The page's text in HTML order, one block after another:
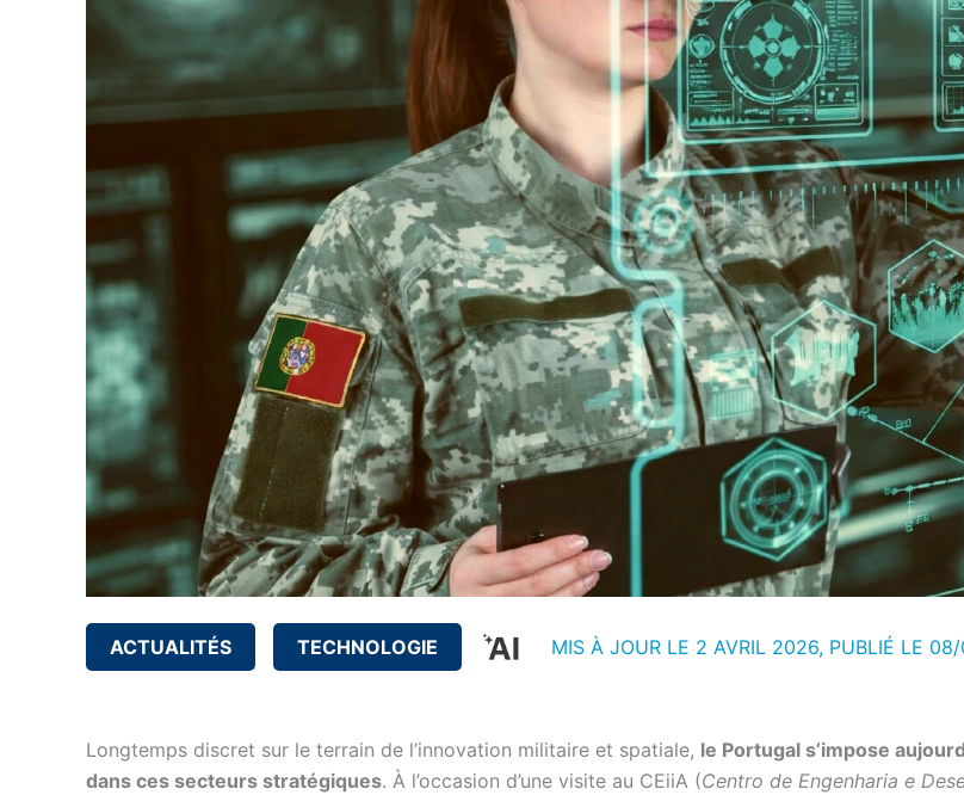
ACTUALITÉS TECHNOLOGIE MIS À JOUR LE 2 AVRIL 2026, PUBLIÉ LE 08/
Longtemps discret sur le terrain de l’innovation militaire et spatiale, le Portugal s’impose
dans ces secteurs stratégiques. À l’occasion d’une visite au CEiiA (Centro de Engenharia e